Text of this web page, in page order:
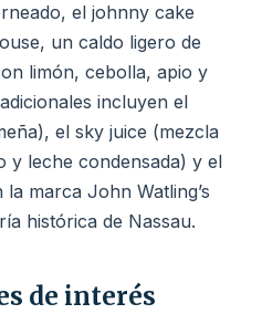
el johnny cake
un caldo ligero de
limón, cebolla, apio y
incluyen el
el sky juice (mezcla
y leche condensada) y el
marca John Watling’s
histórica de Nassau.
de interés